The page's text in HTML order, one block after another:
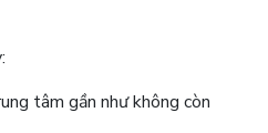
tâm gần như không còn